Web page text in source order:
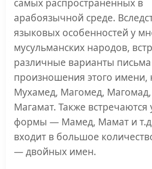
самых распространенных в
арабоязычной среде.
языковых особенностей у
мусульманских народов,
различные варианты
произношения этого имени,
Мухамед, Магомед,
Магамат. Также
формы — Мамед, Мамат и
входит в большое
— двойных имен.